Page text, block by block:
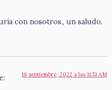
con nosotros,, un saludo.
16 septiembre, 2022 a las 11:51 AM